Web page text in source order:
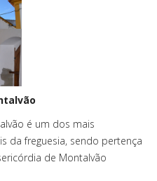
é um dos mais
da freguesia, sendo pertença
de Montalvão